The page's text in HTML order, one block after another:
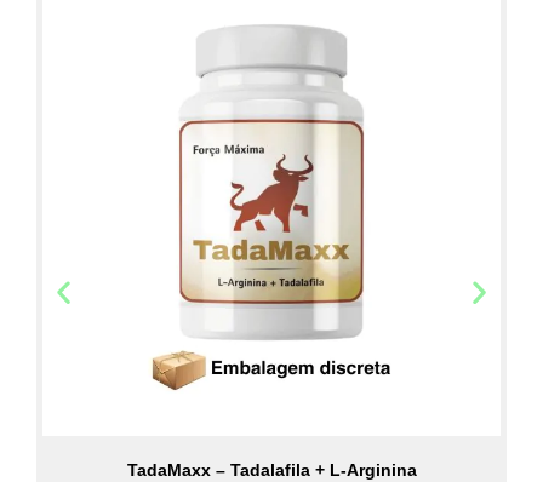
TadaMaxx – Tadalafila + L-Arginina